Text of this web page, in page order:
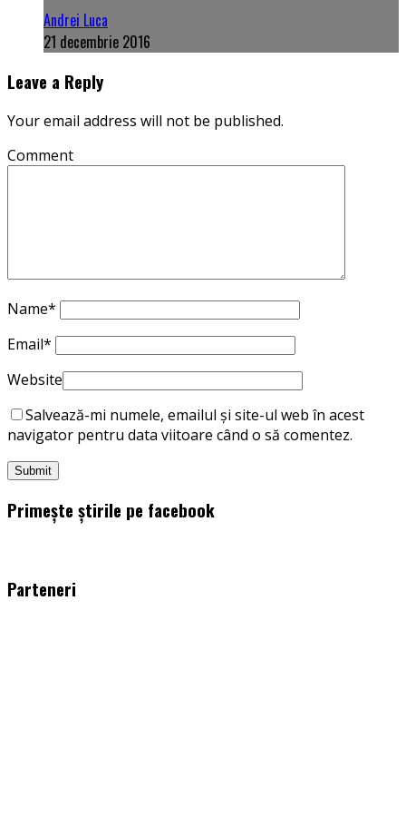
Andrei Luca
21 decembrie 2016
Leave a Reply
Your email address will not be published.
Comment
Name*
Email*
Website
Salvează-mi numele, emailul și site-ul web în acest
navigator pentru data viitoare când o să comentez.
Primește știrile pe facebook
Parteneri